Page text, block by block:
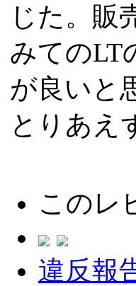
じた。販
みてのLT
が良いと
とりあえ
このレ
違反報